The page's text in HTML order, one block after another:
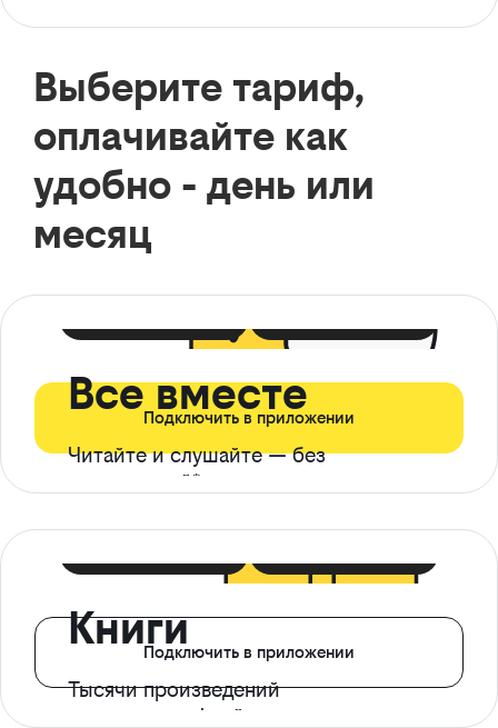
Выберите тариф,
оплачивайте как
удобно - день или
месяц
Все вместе
Читайте и слушайте — без
ограничений*
Подключить в приложении
Книги
Тысячи произведений
с доступом офлайн
Подключить в приложении